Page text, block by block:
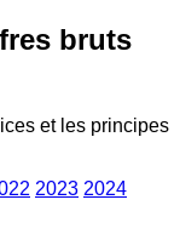
bruts
et les principes
2023 2024